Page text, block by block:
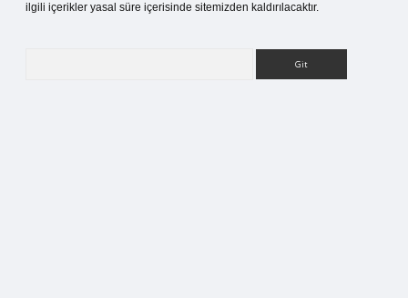
ilgili içerikler yasal süre içerisinde sitemizden kaldırılacaktır.